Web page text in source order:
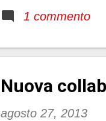
1 commento
Nuova
agosto 27, 2013